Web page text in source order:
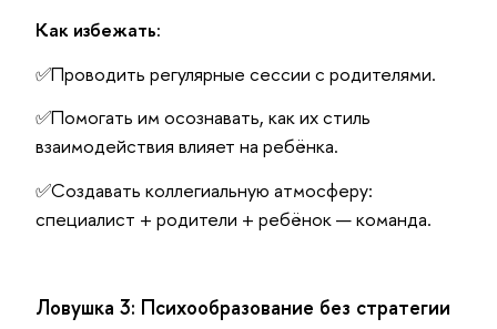
Как избежать:
✅Проводить регулярные сессии с родителями.
✅Помогать им осознавать, как их стиль
взаимодействия влияет на ребёнка.
✅Создавать коллегиальную атмосферу:
специалист + родители + ребёнок — команда.
Ловушка 3: Психообразование без стратегии